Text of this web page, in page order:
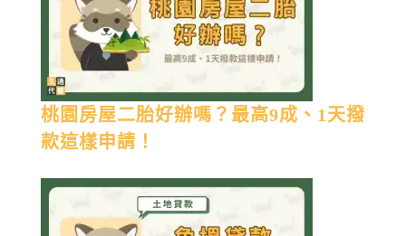
桃園房屋二胎好辦嗎？最高9成、1天撥
款這樣申請！